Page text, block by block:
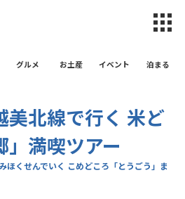
井市観光
グルメ お土産 イベント 泊まる
美北線で行く 米ど
」満喫ツアー